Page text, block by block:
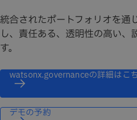
統合されたポートフォリオを通
し、責任ある、透明性の高い、
す。
watsonx.governanceの詳細はこ
デモの予約